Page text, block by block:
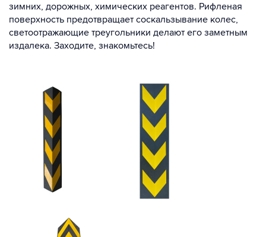
зимних, дорожных, химических реагентов. Рифленая
поверхность предотвращает соскальзывание колес,
светоотражающие треугольники делают его заметным
издалека. Заходите, знакомьтесь!